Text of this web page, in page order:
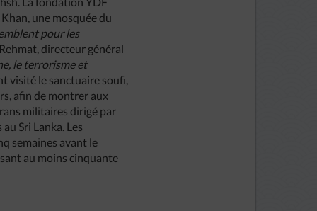
une mosquée du
pour les
directeur général
le terrorisme et
visité le sanctuaire soufi,
afin de montrer aux
militaires dirigé par
Sri Lanka. Les
semaines avant le
au moins cinquante